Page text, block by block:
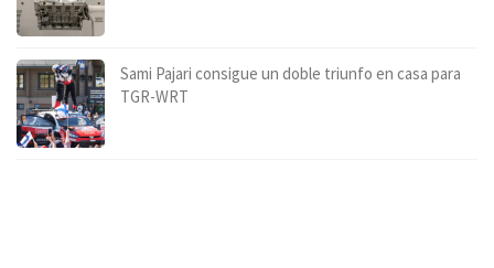
Sami Pajari consigue un doble triunfo en casa para
TGR-WRT